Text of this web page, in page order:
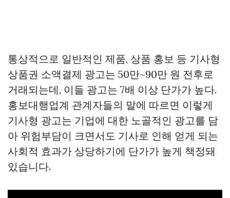
통상적으로 일반적인 제품, 상품 홍보 등 기사형
상품권 소액결제 광고는 50만~90만 원 전후로
거래되는데, 이들 광고는 7배 이상 단가가 높다.
홍보대행업계 관계자들의 말에 따르면 이렇게
기사형 광고는 기업에 대한 노골적인 광고를 담
아 위험부담이 크면서도 기사로 인해 얻게 되는
사회적 효과가 상당하기에 단가가 높게 책정돼
있습니다.